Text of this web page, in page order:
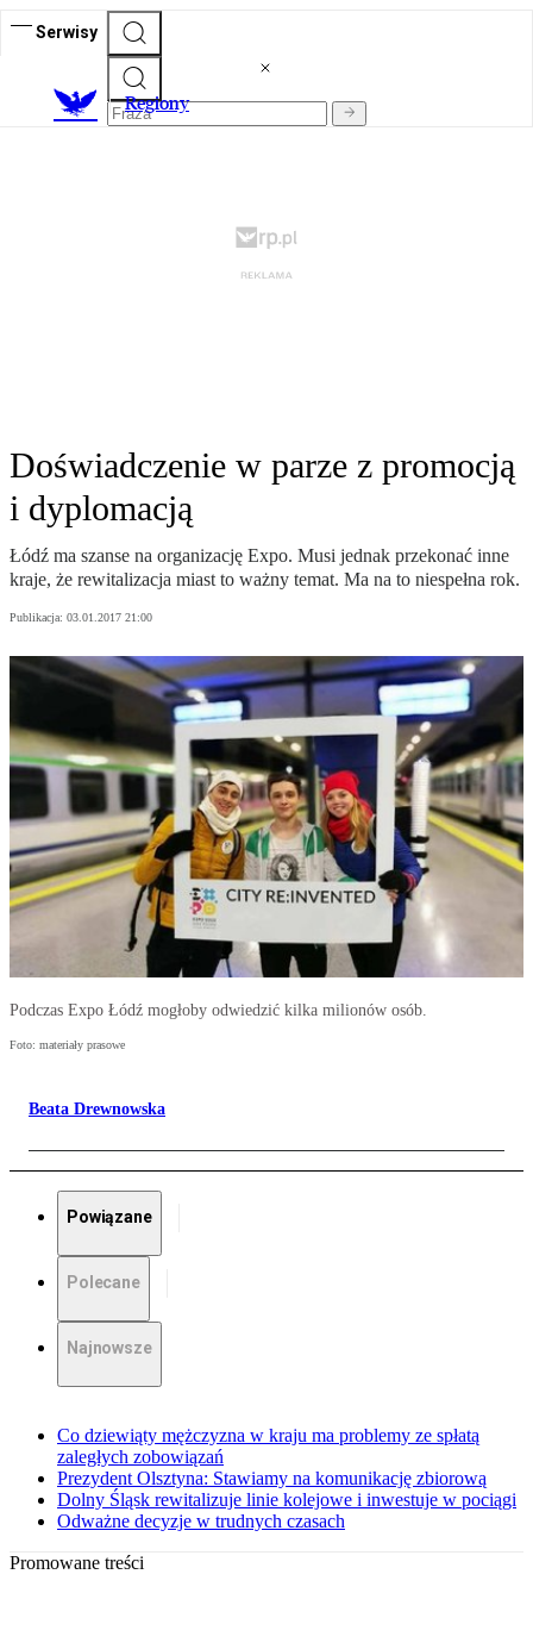
Serwisy
Regiony
Doświadczenie w parze z promocją
i dyplomacją
Łódź ma szanse na organizację Expo. Musi jednak przekonać inne
kraje, że rewitalizacja miast to ważny temat. Ma na to niespełna rok.
Publikacja: 03.01.2017 21:00
Podczas Expo Łódź mogłoby odwiedzić kilka milionów osób.
Foto: materiały prasowe
Beata Drewnowska
Powiązane
Polecane
Najnowsze
Co dziewiąty mężczyzna w kraju ma problemy ze spłatą
zaległych zobowiązań
Prezydent Olsztyna: Stawiamy na komunikację zbiorową
Dolny Śląsk rewitalizuje linie kolejowe i inwestuje w pociągi
Odważne decyzje w trudnych czasach
Promowane treści